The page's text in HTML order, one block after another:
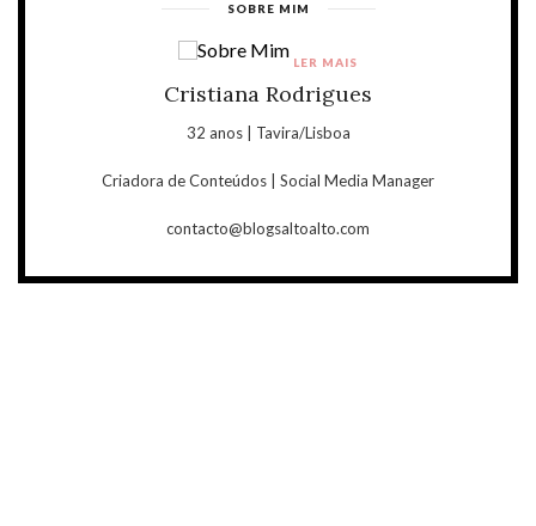
SOBRE MIM
Cristiana Rodrigues
32 anos | Tavira/Lisboa
Criadora de Conteúdos | Social Media Manager
contacto@blogsaltoalto.com
LER MAIS